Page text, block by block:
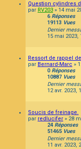
Question cylindres
par RV203 » 14 mai
6 Réponses
19113 Vues
Dernier
15 mai 2023,
Ressort de rappel
par Bernard-Marc »
0Réponses
10887 Vues
Dernier
12 avr. 2023,
Soucis de freinage.
par redlucifer » 28
24 Réponses
51465 Vues
Dernier
11 avr. 2023,